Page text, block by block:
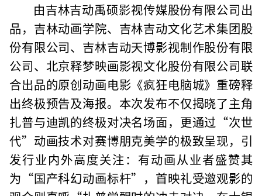
由吉林吉动禹硕影视传媒股份有限公司出
品，吉林动画学院、吉林吉动文化艺术集团股
份有限公司、吉林吉动天博影视制作股份有限
公司、北京释梦映画影视文化股份有限公司联
合出品的原创动画电影《疯狂电脑城》重磅释
出终极预告及海报。本次发布不仅揭晓了主角
扎普与迪凯的终极对决名场面，更通过“次世
代”动画技术对赛博朋克美学的极致呈现，引
发行业内外高度关注：有动画从业者盛赞其
为“国产科幻动画标杆”，首映礼受邀观影的